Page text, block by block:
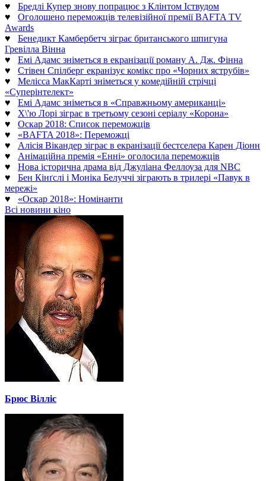
♥ Бредлі Купер знову попрацює з Клінтом Іствудом
♥ Оголошено переможців телевізійної премії BAFTA TV
Awards
♥ Бенедикт Камбербетч зіграє британського шпигуна
Гревілла Вінна
♥ Емі Адамс зніметься в екранізації роману А. Дж. Фінна
♥ Стівен Спілберг екранізує комікс про «Чорних яструбів»
♥ Мелісса МакКарті зніметься у комедійній стрічці
«Суперінтелект»
♥ Емі Адамс зніметься в «Справжньому американці»
♥ Х\'ю Лорі зіграє в третьому сезоні серіалу «Корона»
♥ Оскар 2018: Список переможців
♥ «BAFTA 2018»: Переможці
♥ Алісія Вікандер зіграє в екранізації бестселера Карен Діонн
♥ Анімаційна премія «Енні» оголосила переможців
♥ Нова історична драма від Джуліана Феллоуза для NBC
♥ Бен Кінґслі і Моніка Белуччі зіграють в трилері «Павук в
мережі»
♥ «Оскар 2018»: Номінанти
Всі новини кіно
Брюс Вілліс